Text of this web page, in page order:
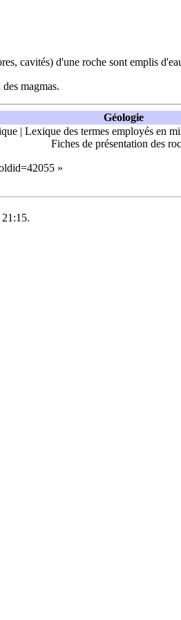
cavités) d'une roche sont emplis
des magmas.
Géologie
| Lexique des termes employés en
Fiches de présentation des
»